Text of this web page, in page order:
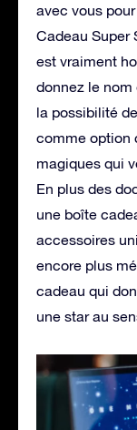
avec vous
Cadeau Super
est vraiment
donnez le nom
la possibilité
comme option
magiques qui
En plus des
une boîte
accessoires
encore plus
cadeau qui
une star au